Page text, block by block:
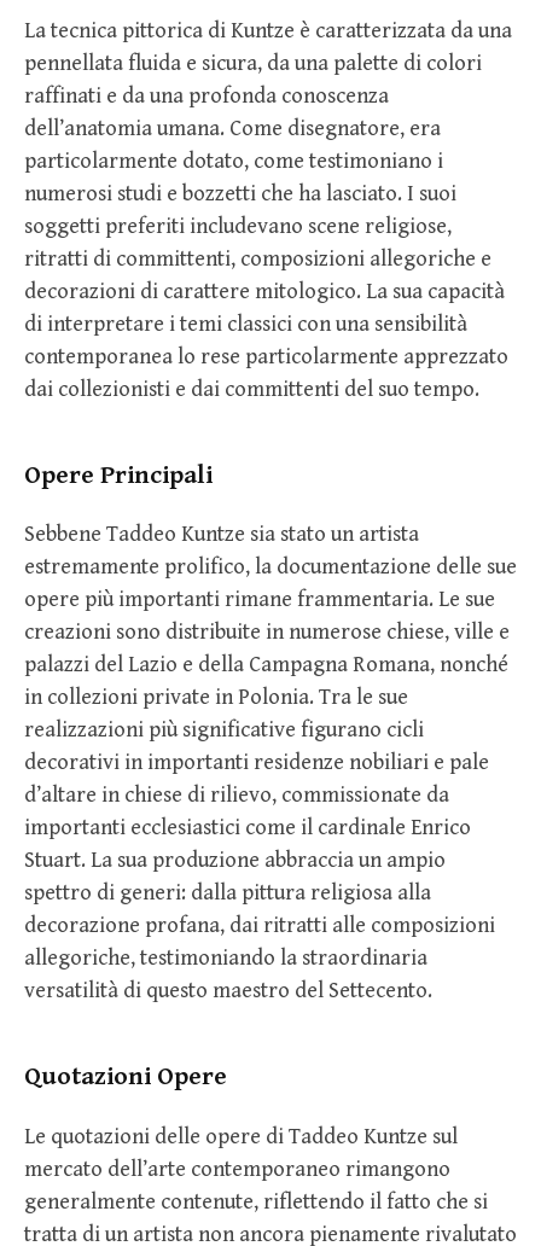
La tecnica pittorica di Kuntze è caratterizzata da una
pennellata fluida e sicura, da una palette di colori
raffinati e da una profonda conoscenza
dell’anatomia umana. Come disegnatore, era
particolarmente dotato, come testimoniano i
numerosi studi e bozzetti che ha lasciato. I suoi
soggetti preferiti includevano scene religiose,
ritratti di committenti, composizioni allegoriche e
decorazioni di carattere mitologico. La sua capacità
di interpretare i temi classici con una sensibilità
contemporanea lo rese particolarmente apprezzato
dai collezionisti e dai committenti del suo tempo.
Opere Principali
Sebbene Taddeo Kuntze sia stato un artista
estremamente prolifico, la documentazione delle sue
opere più importanti rimane frammentaria. Le sue
creazioni sono distribuite in numerose chiese, ville e
palazzi del Lazio e della Campagna Romana, nonché
in collezioni private in Polonia. Tra le sue
realizzazioni più significative figurano cicli
decorativi in importanti residenze nobiliari e pale
d’altare in chiese di rilievo, commissionate da
importanti ecclesiastici come il cardinale Enrico
Stuart. La sua produzione abbraccia un ampio
spettro di generi: dalla pittura religiosa alla
decorazione profana, dai ritratti alle composizioni
allegoriche, testimoniando la straordinaria
versatilità di questo maestro del Settecento.
Quotazioni Opere
Le quotazioni delle opere di Taddeo Kuntze sul
mercato dell’arte contemporaneo rimangono
generalmente contenute, riflettendo il fatto che si
tratta di un artista non ancora pienamente rivalutato